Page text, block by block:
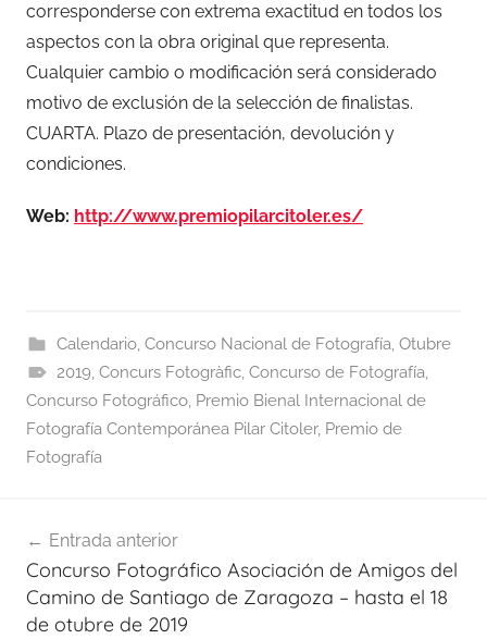
corresponderse con extrema exactitud en todos los
aspectos con la obra original que representa.
Cualquier cambio o modificación será considerado
motivo de exclusión de la selección de finalistas.
CUARTA. Plazo de presentación, devolución y
condiciones.
Web: http://www.premiopilarcitoler.es/
Calendario, Concurso Nacional de Fotografía, Otubre
2019, Concurs Fotogràfic, Concurso de Fotografía,
Concurso Fotográfico, Premio Bienal Internacional de
Fotografía Contemporánea Pilar Citoler, Premio de
Fotografía
de
entradas
Entrada anterior
Concurso Fotográfico Asociación de Amigos del
Camino de Santiago de Zaragoza – hasta el 18
de otubre de 2019